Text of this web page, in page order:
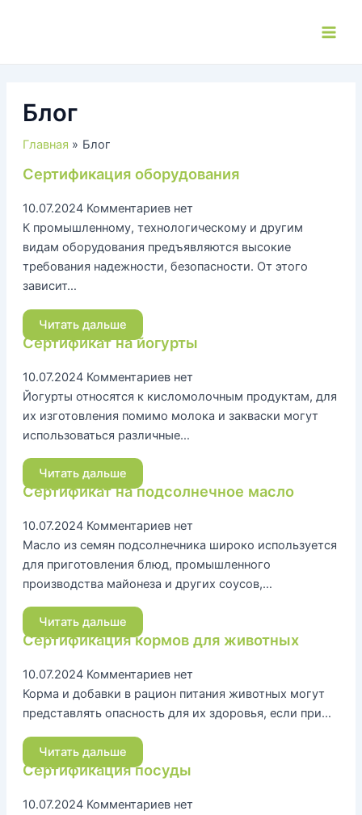
Блог
Главная Блог
Сертификация оборудования
10.07.2024 Комментариев нет
К промышленному, технологическому и другим
видам оборудования предъявляются высокие
требования надежности, безопасности. От этого
зависит…
Читать дальше
Сертификат на йогурты
10.07.2024 Комментариев нет
Йогурты относятся к кисломолочным продуктам, для
их изготовления помимо молока и закваски могут
использоваться различные…
Читать дальше
Сертификат на подсолнечное масло
10.07.2024 Комментариев нет
Масло из семян подсолнечника широко используется
для приготовления блюд, промышленного
производства майонеза и других соусов,…
Читать дальше
Сертификация кормов для животных
10.07.2024 Комментариев нет
Корма и добавки в рацион питания животных могут
представлять опасность для их здоровья, если при…
Читать дальше
Сертификация посуды
10.07.2024 Комментариев нет